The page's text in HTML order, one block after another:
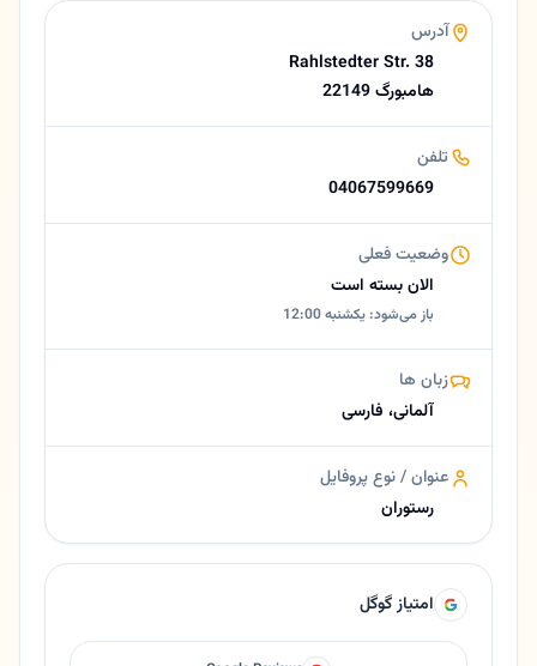
ساعات کاری امروز
بسته است
درباره درباری
آدرس
Rahlstedter Str. 38
22149 هامبورگ
تلفن
04067599669
وضعیت فعلی
الان بسته است
باز می‌شود: یکشنبه 12:00
زبان ها
آلمانی، فارسی
عنوان / نوع پروفایل
رستوران
امتیاز گوگل